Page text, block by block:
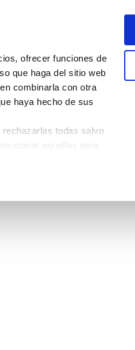
ofrecer funciones de
que haga del sitio web
combinarla con otra
haya hecho de sus
rechazarlas todas salvo
aquellas para